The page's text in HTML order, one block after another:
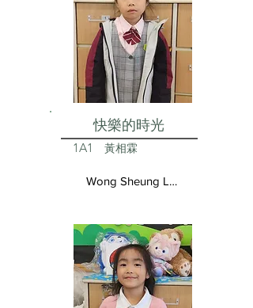
快樂的時光
1A1 黃相霖
Wong Sheung Lam